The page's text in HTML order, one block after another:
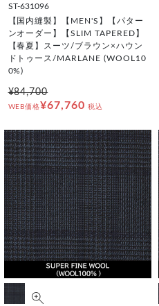
ST-631096
【国内縫製】【MEN'S】【パター
ンオーダー】【SLIM TAPERED】
【春夏】スーツ/ブラウン×ハウン
ドトゥース/MARLANE (WOOL10
0%)
¥84,700
WEB価格¥67,760 税込